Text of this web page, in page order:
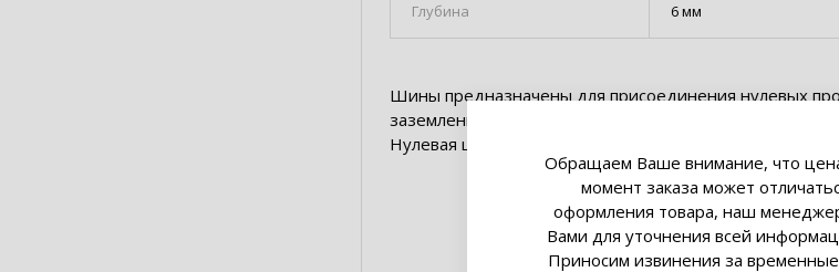
Глубина 6 мм
Шины предназначены для присоединения нулевых
заземления (шина PE). Шины выполнены из латуни и
Нулевая шина устанавливается на изоляторе.
Обращаем Ваше внимание, что
момент заказа может
оформления товара, наш
Вами для уточнения всей
Приносим извинения за